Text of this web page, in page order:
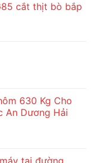
cắt thịt bò bắp
630 Kg Cho
An Dương Hải